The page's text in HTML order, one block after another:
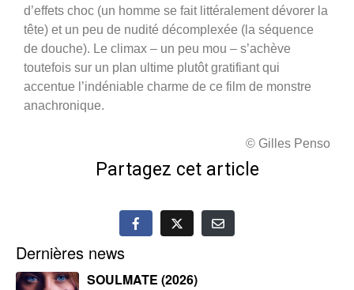
d’effets choc (un homme se fait littéralement dévorer la
tête) et un peu de nudité décomplexée (la séquence
de douche). Le climax – un peu mou – s’achève
toutefois sur un plan ultime plutôt gratifiant qui
accentue l’indéniable charme de ce film de monstre
anachronique.
© Gilles Penso
Partagez cet article
Dernières news
SOULMATE (2026)